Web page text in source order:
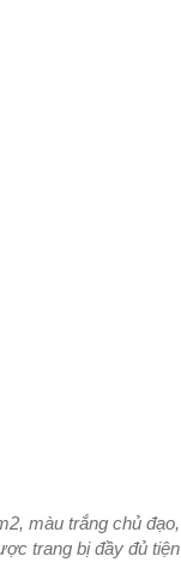
màu trắng chủ đạo,
trang bị đầy đủ tiện